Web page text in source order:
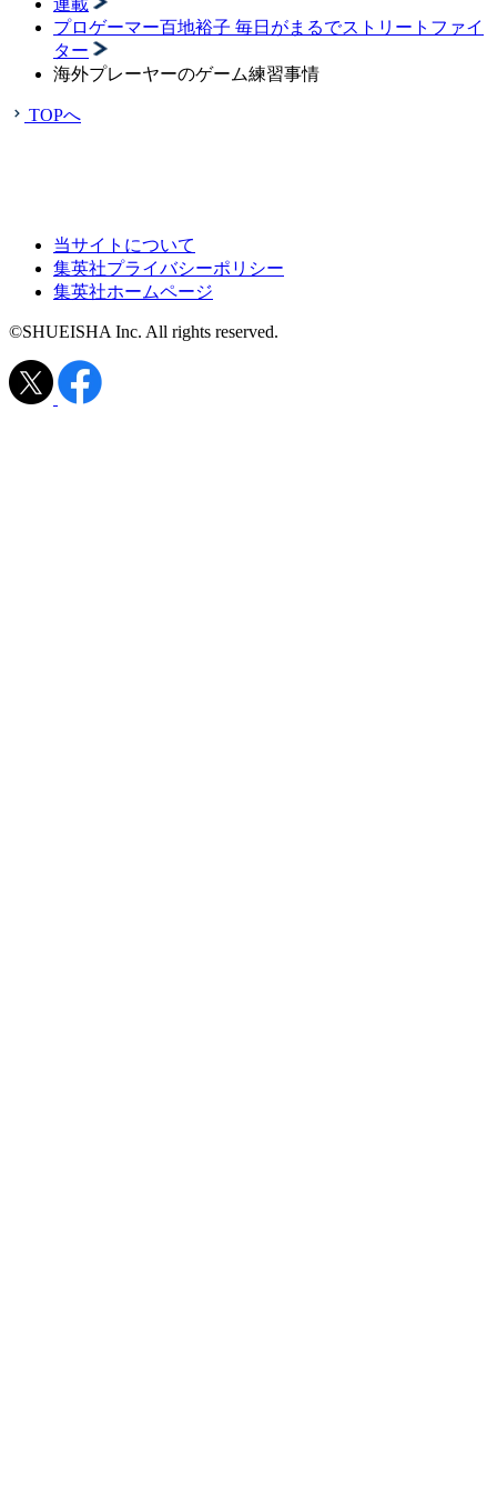
連載
プロゲーマー百地裕子 毎日がまるでストリートファイ
ター
海外プレーヤーのゲーム練習事情
TOPへ
当サイトについて
集英社プライバシーポリシー
集英社ホームページ
©SHUEISHA Inc. All rights reserved.